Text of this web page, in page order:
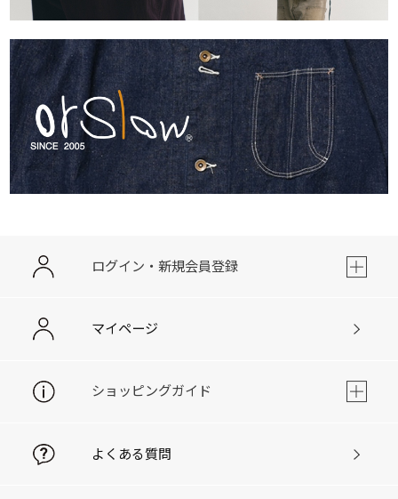
ログイン・新規会員登録
マイページ
ショッピングガイド
よくある質問